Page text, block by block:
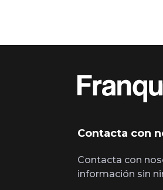
Contacta con
Contacta con
información sin